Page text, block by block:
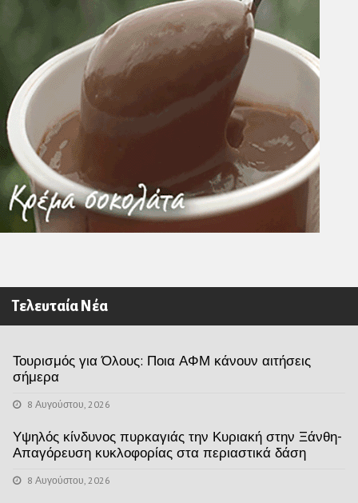
Τελευταία Νέα
Τουρισμός για Όλους: Ποια ΑΦΜ κάνουν αιτήσεις
σήμερα
8 Αυγούστου, 2026
Υψηλός κίνδυνος πυρκαγιάς την Κυριακή στην Ξάνθη-
Απαγόρευση κυκλοφορίας στα περιαστικά δάση
8 Αυγούστου, 2026